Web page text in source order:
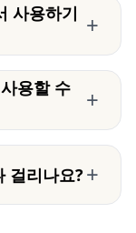
사용하기 +
용할 수
+
걸리나요? +